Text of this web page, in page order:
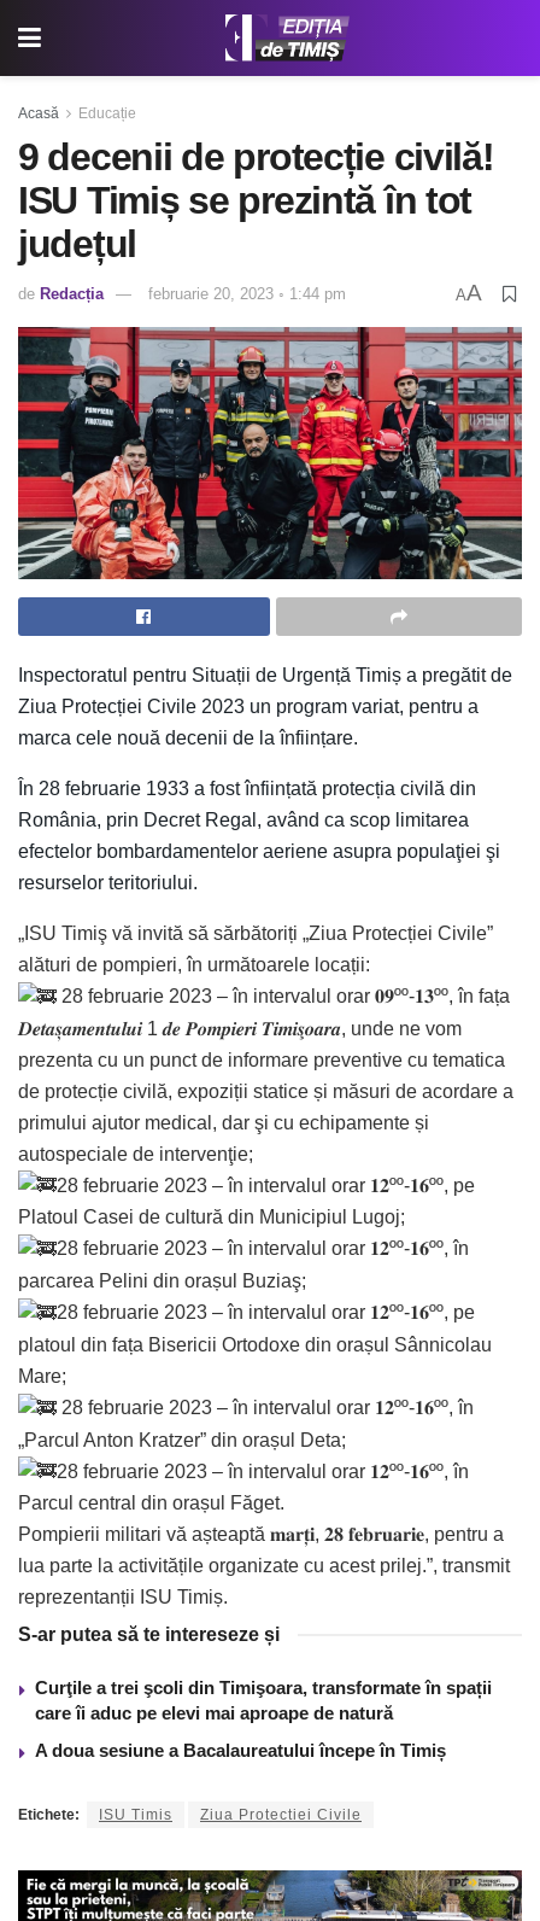
Acasă Educație
9 decenii de protecție civilă!
ISU Timiș se prezintă în tot
județul
de Redacția februarie 20, 2023 ◦ 1:44 pm AA
Inspectoratul pentru Situații de Urgență Timiș a pregătit de
Ziua Protecției Civile 2023 un program variat, pentru a
marca cele nouă decenii de la înființare.
n 28 februarie 1933 a fost înființată protecția civilă din
România, prin Decret Regal, având ca scop limitarea
efectelor bombardamentelor aeriene asupra populaţiei şi
resurselor teritoriului.
„ISU Timiş vă invită să sărbătoriți „Ziua Protecției Civile”
alături de pompieri, în următoarele locații:
28 februarie 2023 – în intervalul orar 𝟎𝟗ºº-𝟏𝟑ºº, în fața
𝑫𝒆𝒕𝒂𝒔̦𝒂𝒎𝒆𝒏𝒕𝒖𝒍𝒖𝒊 1 𝒅𝒆 𝑷𝒐𝒎𝒑𝒊𝒆𝒓𝒊 𝑻𝒊𝒎𝒊𝒔̧𝒐𝒂𝒓𝒂, unde ne vom
prezenta cu un punct de informare preventive cu tematica
de protecție civilă, expoziții statice și măsuri de acordare a
primului ajutor medical, dar şi cu echipamente și
autospeciale de intervenţie;
28 februarie 2023 – în intervalul orar 𝟏𝟐ºº-𝟏𝟔ºº, pe
Platoul Casei de cultură din Municipiul Lugoj;
28 februarie 2023 – în intervalul orar 𝟏𝟐ºº-𝟏𝟔ºº, în
parcarea Pelini din orașul Buziaş;
28 februarie 2023 – în intervalul orar 𝟏𝟐ºº-𝟏𝟔ºº, pe
platoul din fața Bisericii Ortodoxe din orașul Sânnicolau
Mare;
28 februarie 2023 – în intervalul orar 𝟏𝟐ºº-𝟏𝟔ºº, în
„Parcul Anton Kratzer” din orașul Deta;
28 februarie 2023 – în intervalul orar 𝟏𝟐ºº-𝟏𝟔ºº, în
Parcul central din orașul Făget.
Pompierii militari vă așteaptă 𝐦𝐚𝐫𝐭̦𝐢, 𝟐𝟖 𝐟𝐞𝐛𝐫𝐮𝐚𝐫𝐢𝐞, pentru a
lua parte la activitățile organizate cu acest prilej.”, transmit
reprezentanții ISU Timiș.
S-ar putea să te intereseze și
Curţile a trei şcoli din Timişoara, transformate în spații
care îi aduc pe elevi mai aproape de natură
A doua sesiune a Bacalaureatului începe în Timiș
Etichete: ISU Timis Ziua Protectiei Civile